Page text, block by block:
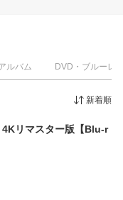
ルバム DVD・ブルーレ
新着順
4Kリマスター版【Blu-r